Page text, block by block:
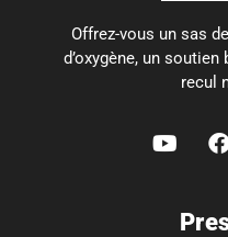
Offrez-vous un sas
d’oxygène, un
recul